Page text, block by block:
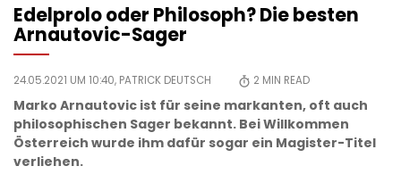
Edelprolo oder Philosoph? Die besten
Arnautovic-Sager
24.05.2021 UM 10:40, PATRICK DEUTSCH 2 MIN READ
Marko Arnautovic ist für seine markanten, oft auch
philosophischen Sager bekannt. Bei Willkommen
Österreich wurde ihm dafür sogar ein Magister-Titel
verliehen.